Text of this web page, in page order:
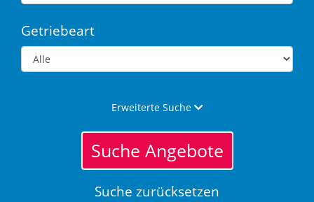
Getriebeart
Erweiterte Suche
Suche Angebote
Suche zurücksetzen